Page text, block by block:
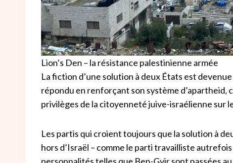
Lion’s Den – la résistance palestinienne armée
La fiction d’une solution à deux États est
répondu en renforçant son système d’apartheid,
privilèges de la citoyenneté juive-israélienne sur
Les partis qui croient toujours que la solution à
hors d’Israël – comme le parti travailliste